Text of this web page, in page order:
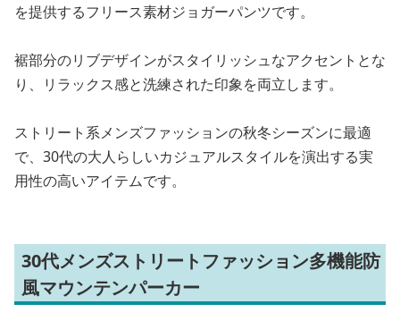
を提供するフリース素材ジョガーパンツです。
裾部分のリブデザインがスタイリッシュなアクセントとな
り、リラックス感と洗練された印象を両立します。
ストリート系メンズファッションの秋冬シーズンに最適
で、30代の大人らしいカジュアルスタイルを演出する実
用性の高いアイテムです。
30代メンズストリートファッション多機能防
風マウンテンパーカー